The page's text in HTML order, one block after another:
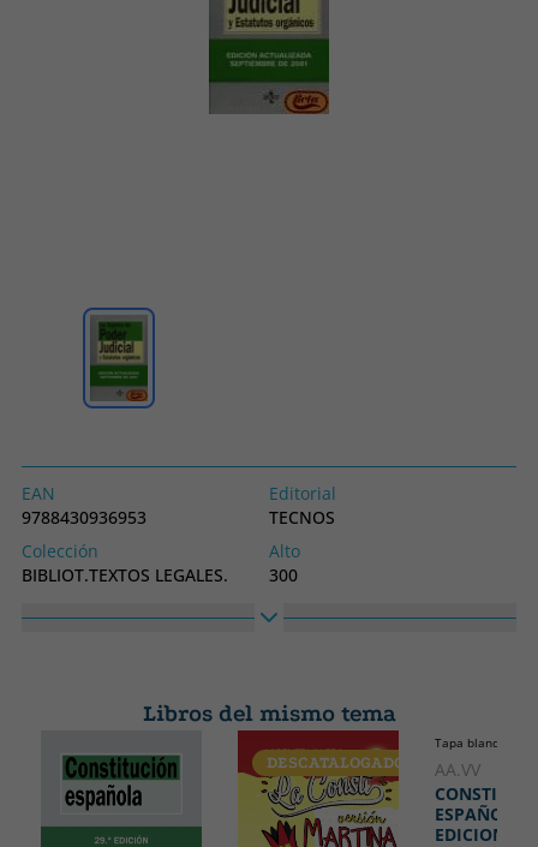
EAN
9788430936953
Editorial
TECNOS
Colección
BIBLIOT.TEXTOS LEGALES.
Alto
300
Libros del mismo tema
DESCATALOGADO
Tapa blanda o
AA.VV
ESPAÑOLA
EDICION